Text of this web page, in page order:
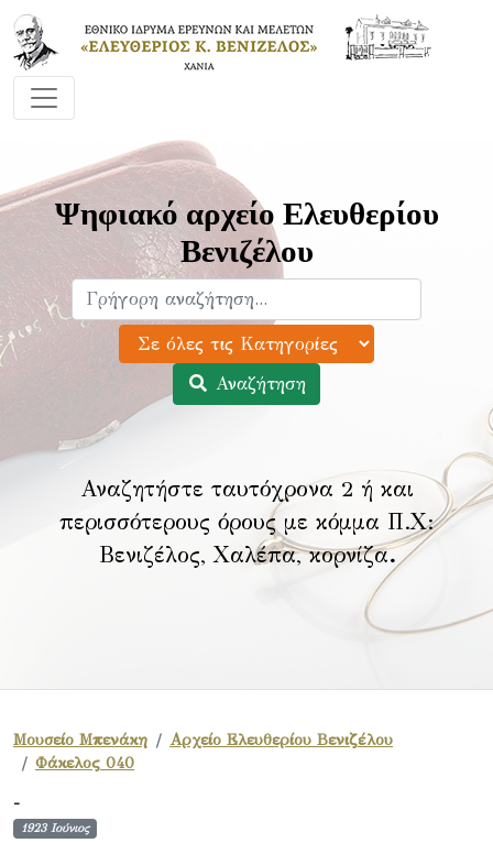
Ψηφιακό αρχείο Ελευθερίου
Βενιζέλου
Αναζήτηση
Αναζητήστε ταυτόχρονα 2 ή και
περισσότερους όρους με κόμμα Π.Χ:
Βενιζέλος, Χαλέπα, κορνίζα.
Μουσείο Μπενάκη
Αρχείο Ελευθερίου Βενιζέλου
Φάκελος 040
-
1923 Ιούνιος